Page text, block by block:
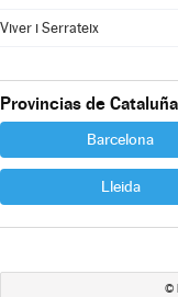
Viver i Serrateix
Provincias de Cataluña
Barcelona
Lleida
©